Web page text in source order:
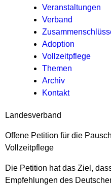
Veranstaltungen
Verband
Adoption
Vollzeitpflege
Themen
Archiv
Kontakt
Landesverband
Offene Petition für die
Vollzeitpflege
Die Petition hat das Ziel,
Empfehlungen des